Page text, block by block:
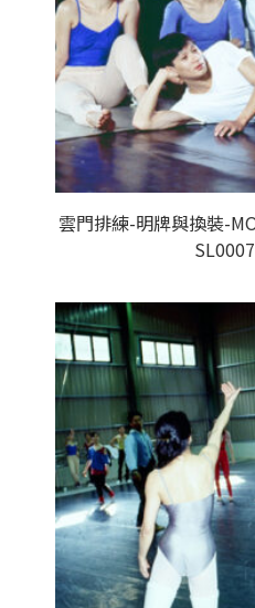
雲門排練-明牌與換裝-